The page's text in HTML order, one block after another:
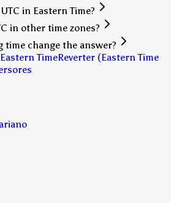
in Eastern Time?
in other time zones?
time change the answer?
TimeReverter (Eastern Time